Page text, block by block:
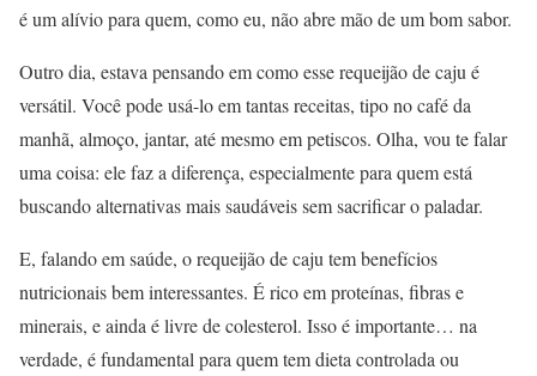
é um alívio para quem, como eu, não abre mão de um bom sabor.
Outro dia, estava pensando em como esse requeijão de caju é
versátil. Você pode usá-lo em tantas receitas, tipo no café da
manhã, almoço, jantar, até mesmo em petiscos. Olha, vou te falar
uma coisa: ele faz a diferença, especialmente para quem está
buscando alternativas mais saudáveis sem sacrificar o paladar.
E, falando em saúde, o requeijão de caju tem benefícios
nutricionais bem interessantes. É rico em proteínas, fibras e
minerais, e ainda é livre de colesterol. Isso é importante… na
verdade, é fundamental para quem tem dieta controlada ou